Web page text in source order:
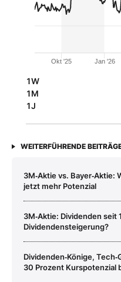
Okt '25 Jan '26
1W
1M
1J
WEITERFÜHRENDE
3M‑Aktie vs. Bayer‑Aktie:
jetzt mehr Potenzial
3M‑Aktie: Dividenden seit
Dividendensteigerung?
Dividenden‑Könige,
30 Prozent Kurspotenzial